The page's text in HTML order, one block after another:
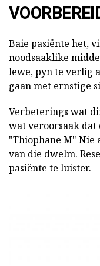
Baie pasiënte het,
noodsaaklike
lewe, pyn te verlig
gaan met ernstige
Verbeterings wat
wat veroorsaak dat
"Thiophane M" Nie
van die dwelm.
pasiënte te luister.